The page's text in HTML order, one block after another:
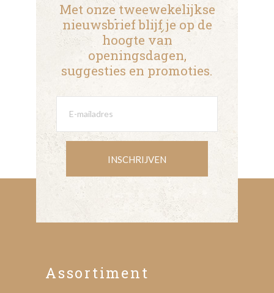
Met onze tweewekelijkse
nieuwsbrief blijf je op de
hoogte van
openingsdagen,
suggesties en promoties.
INSCHRIJVEN
Assortiment